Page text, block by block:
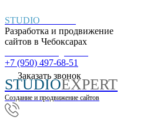
STUDIO
Разработка и продвижение
сайтов в Чебоксарах
+7 (950) 497-68-51
Заказать звонок
STUDIOEXPERT
Создание и продвижение сайтов